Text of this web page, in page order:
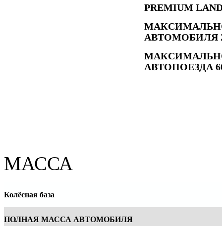
PREMIUM
АВТОМОБИЛЯ
АВТОПОЕЗДА
МАССА
Колёсная база
ПОЛНАЯ МАССА АВТОМОБИЛЯ